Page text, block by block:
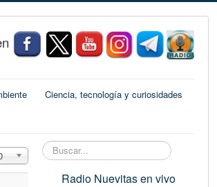
Ciencia, tecnología y curiosidades
a mostrar
Buscar...
Radio Nuevitas en vivo